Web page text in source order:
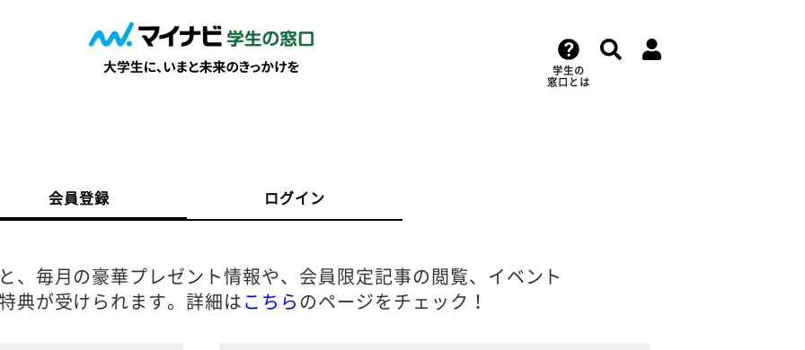
学生の
窓口とは
会員登録 ログイン
、毎月の豪華プレゼント情報や、会員限定記事の閲覧、イベント
典が受けられます。詳細は こちら のページをチェック！